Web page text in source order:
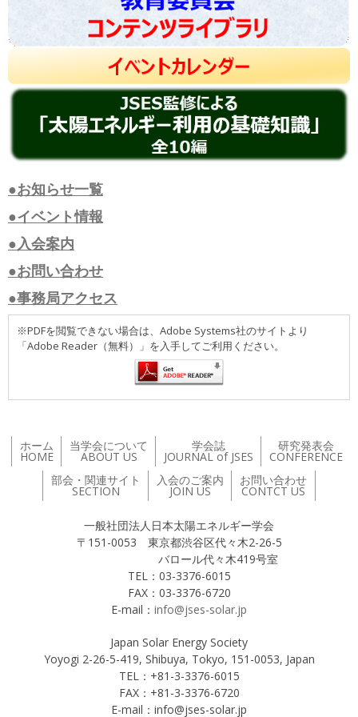
●お知らせ一覧
●イベント情報
●入会案内
●お問い合わせ
●事務局アクセス
※PDFを閲覧できない場合は、Adobe Systems社のサイトより
「Adobe Reader（無料）」を入手してご利用ください。
ホーム
HOME
当学会について
ABOUT US
学会誌
JOURNAL of JSES
研究発表会
CONFERENCE
部会・関連サイト
SECTION
入会のご案内
JOIN US
お問い合わせ
CONTCT US
一般社団法人日本太陽エネルギー学会
〒151-0053 東京都渋谷区代々木2-26-5
バロール代々木419号室
TEL：03-3376-6015
FAX：03-3376-6720
E-mail： info@jses-solar.jp
Japan Solar Energy Society
Yoyogi 2-26-5-419, Shibuya, Tokyo, 151-0053, Japan
TEL：+81-3-3376-6015
FAX：+81-3-3376-6720
E-mail：info@jses-solar.jp